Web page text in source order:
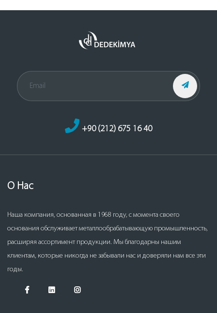
+90 (212) 675 16 40
О Нас
Наша компания, основанная в 1968 году, с момента своего
основания обслуживает металлообрабатывающую промышленность,
расширяя ассортимент продукции. Мы благодарны нашим
клиентам, которые никогда не забывали нас и доверяли нам все эти
годы.